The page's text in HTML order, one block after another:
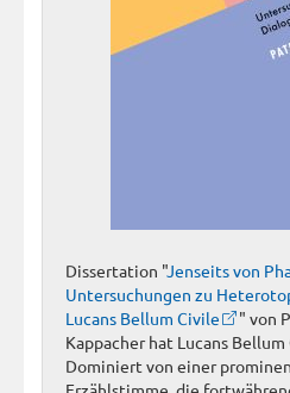
Dissertation "Jenseits von
Untersuchungen zu
Lucans Bellum Civile
" von
Kappacher hat Lucans
Dominiert von einer